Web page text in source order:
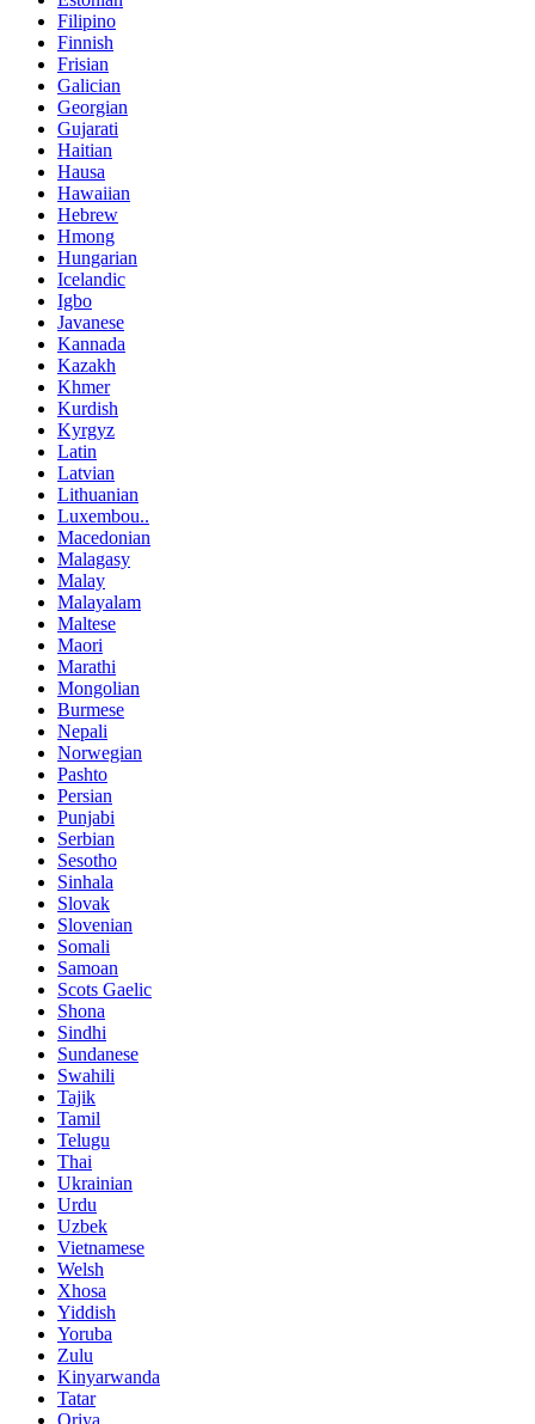
Filipino
Finnish
Frisian
Galician
Georgian
Gujarati
Haitian
Hausa
Hawaiian
Hebrew
Hmong
Hungarian
Icelandic
Igbo
Javanese
Kannada
Kazakh
Khmer
Kurdish
Kyrgyz
Latin
Latvian
Lithuanian
Luxembou..
Macedonian
Malagasy
Malay
Malayalam
Maltese
Maori
Marathi
Mongolian
Burmese
Nepali
Norwegian
Pashto
Persian
Punjabi
Serbian
Sesotho
Sinhala
Slovak
Slovenian
Somali
Samoan
Scots Gaelic
Shona
Sindhi
Sundanese
Swahili
Tajik
Tamil
Telugu
Thai
Ukrainian
Urdu
Uzbek
Vietnamese
Welsh
Xhosa
Yiddish
Yoruba
Zulu
Kinyarwanda
Tatar
Oriya